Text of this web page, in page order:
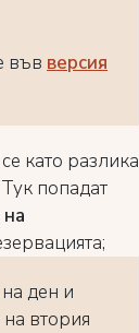
във версия
като разлика
попадат
ден и
втория